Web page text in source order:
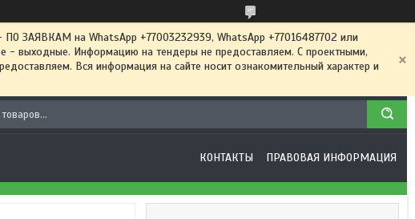
на WhatsApp +77003232939, WhatsApp +77016487702 или
- выходные. Информацию на тендеры не предоставляем. С проектными,
Вся информация на сайте носит ознакомительный характер и
КОНТАКТЫ ПРАВОВАЯ ИНФОРМАЦИЯ